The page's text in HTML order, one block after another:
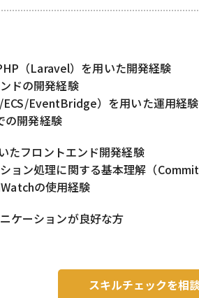
（Laravel）を用いた開発経験
ドの開発経験
ECS/EventBridge）を用いた運用経験
の開発経験
たフロントエンド開発経験
ョン処理に関する基本理解（
の使用経験
ケーションが良好な方
スキルチェックを相